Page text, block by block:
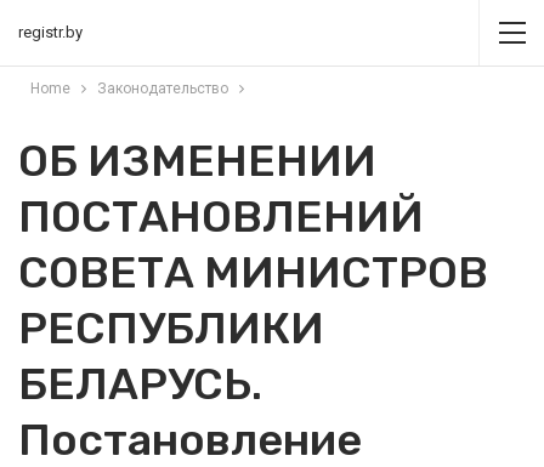
registr.by
Home Законодательство
ОБ ИЗМЕНЕНИИ
ПОСТАНОВЛЕНИЙ
СОВЕТА МИНИСТРОВ
РЕСПУБЛИКИ
БЕЛАРУСЬ.
Постановление